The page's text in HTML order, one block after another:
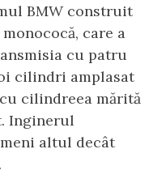
BMW construit
care a
cu patru
cilindri amplasat
cilindreea mărită
Inginerul
altul decât
.